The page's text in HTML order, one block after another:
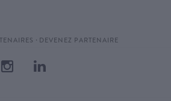
· DEVENEZ PARTENAIRE